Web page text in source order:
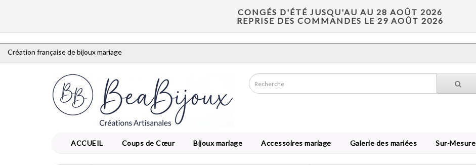
CONGÉS D'ÉTÉ JUSQU'AU AU 28 AOÛT 2026
REPRISE DES COMMANDES LE 29 AOÛT 2026
Création française de bijoux mariage
ACCUEIL Coups de Cœur Bijoux mariage Accessoires mariage Galerie des mariées Sur-Mesure